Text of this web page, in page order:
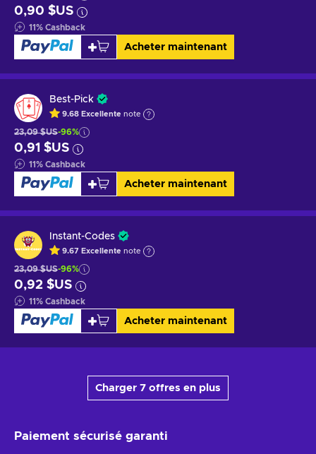
0,90 $US
11% Cashback
Acheter maintenant
Best-Pick
9.68 Excellente note
23,09 $US-96%
0,91 $US
11% Cashback
Acheter maintenant
Instant-Codes
9.67 Excellente note
23,09 $US-96%
0,92 $US
11% Cashback
Acheter maintenant
Charger 7 offres en plus
Paiement sécurisé garanti